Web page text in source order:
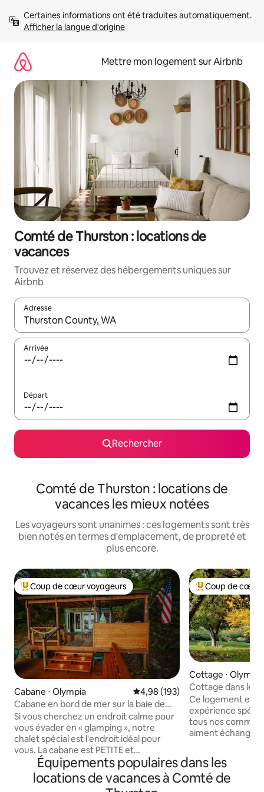
directement
Afficher la langue d'origine
Mettre mon logement sur Airbnb
Comté de Thurston : locations de
vacances
Trouvez et réservez des hébergements uniques sur
Airbnb
Adresse
Lorsque les résultats s'affichent, utilisez les flèches vers le
Arrivée
Départ
Rechercher
Comté de Thurston : locations de
vacances les mieux notées
Les voyageurs sont unanimes : ces logements sont très
bien notés en termes d'emplacement, de propreté et
plus encore.
Coups de cœur voyageurs les plus appréciés
Coup de cœur voyageurs
Cabane ⋅ Olympia Évaluation moyenne sur la
4,98 (193)
Cabane en bord de mer sur la baie de
Pamlico
Si vous cherchez un endroit calme pour
vous évader en « glamping », notre
chalet spécial est l'endroit idéal pour
vous. La cabane est PETITE et
confortable. Directement au bord de
l'eau avec utilisation de kayaks, de
planches de paddle et d'un canoë. Il
Coups de cœur
Coup de cœur
Cottage ⋅ Olympia
Cottage dans les
Ce logement est
expérience spéciale. Il suffit de
tous nos
aiment échanger
très confortable
exceptionnels
nous sommes à
Équipements populaires dans les
locations de vacances à Comté de